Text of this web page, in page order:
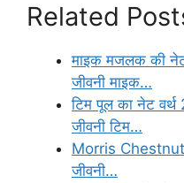
Related
माइक मजलक की
जीवनी माइक…
टिम पूल का नेट
जीवनी टिम…
Morris Chestnut
जीवनी…